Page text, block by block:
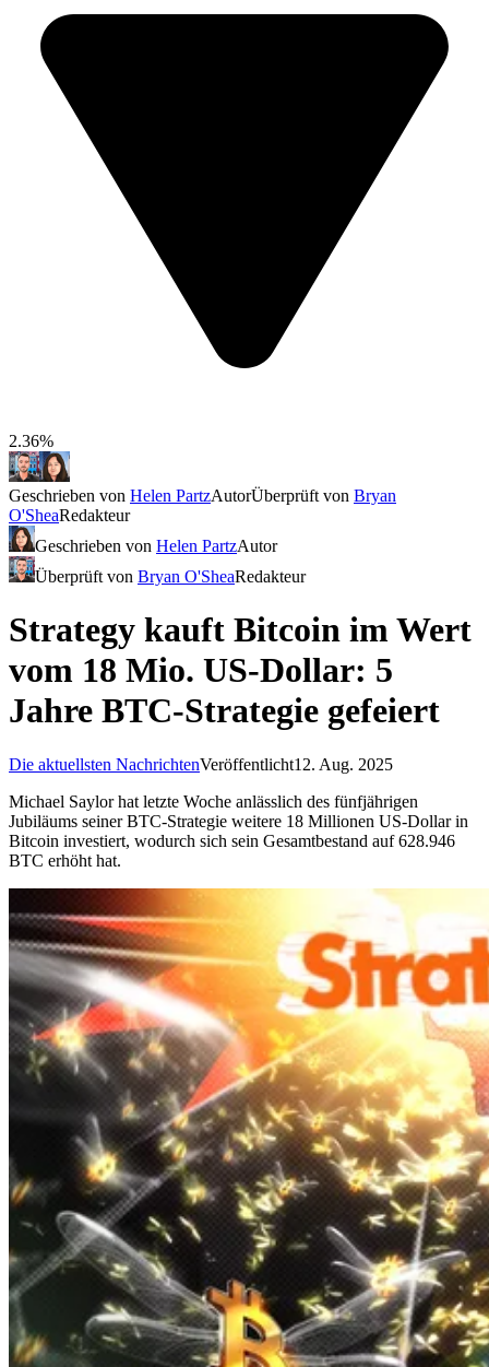
2.36%
Geschrieben von Helen PartzAutorÜberprüft von Bryan
O'SheaRedakteur
Geschrieben von Helen PartzAutor
Überprüft von Bryan O'SheaRedakteur
Strategy kauft Bitcoin im Wert
vom 18 Mio. US-Dollar: 5
Jahre BTC-Strategie gefeiert
Die aktuellsten NachrichtenVeröffentlicht12. Aug. 2025
Michael Saylor hat letzte Woche anlässlich des fünfjährigen
Jubiläums seiner BTC-Strategie weitere 18 Millionen US-Dollar in
Bitcoin investiert, wodurch sich sein Gesamtbestand auf 628.946
BTC erhöht hat.